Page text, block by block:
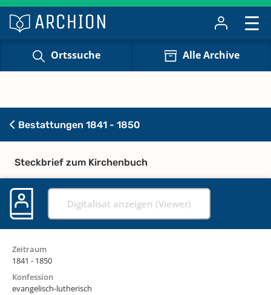
Ortssuche Alle Archive
Bestattungen 1841 - 1850
Steckbrief zum Kirchenbuch
Digitalisat anzeigen (Viewer)
Zeitraum
1841 - 1850
Konfession
evangelisch-lutherisch